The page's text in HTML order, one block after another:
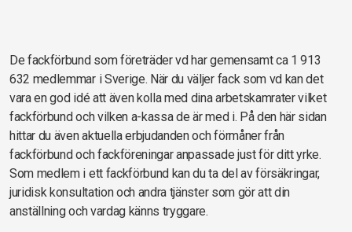
De fackförbund som företräder vd har gemensamt ca 1 913
632 medlemmar i Sverige. När du väljer fack som vd kan det
vara en god idé att även kolla med dina arbetskamrater vilket
fackförbund och vilken a-kassa de är med i. På den här sidan
hittar du även aktuella erbjudanden och förmåner från
fackförbund och fackföreningar anpassade just för ditt yrke.
Som medlem i ett fackförbund kan du ta del av försäkringar,
juridisk konsultation och andra tjänster som gör att din
anställning och vardag känns tryggare.